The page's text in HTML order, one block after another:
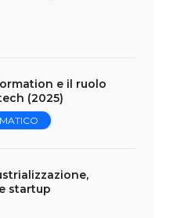
e il ruolo
(2025)
startup